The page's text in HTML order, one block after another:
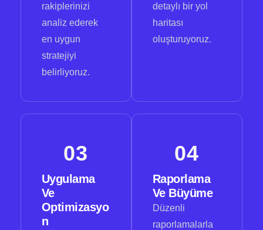
rakiplerinizi
analiz ederek
en uygun
stratejiyi
belirliyoruz.
detaylı bir yol
haritası
oluşturuyoruz.
03
Uygulama
Ve
Optimizasyo
N
04
Raporlama
Ve Büyüme
Düzenli
raporlamalarla